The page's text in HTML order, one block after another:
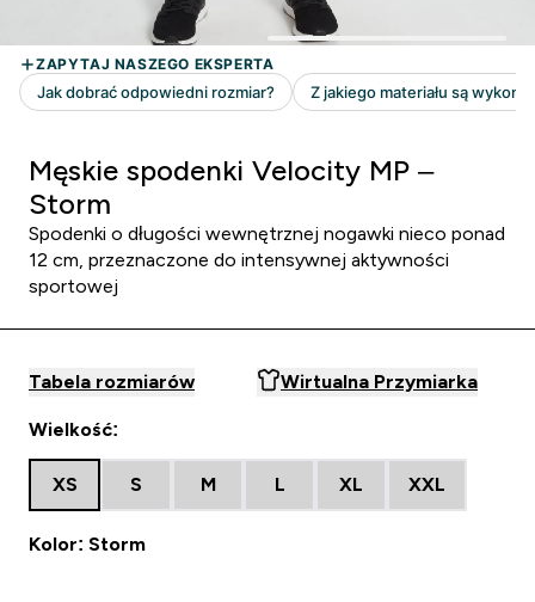
Męskie spodenki Velocity MP –
Storm
Spodenki o długości wewnętrznej nogawki nieco ponad
12 cm, przeznaczone do intensywnej aktywności
sportowej
Tabela rozmiarów Wirtualna Przymiarka
Wielkość:
XS S M L XL XXL
Kolor: Storm